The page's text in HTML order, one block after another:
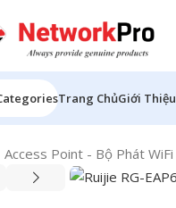
Trang ChủGiới Thiệu
Access Point - Bộ Phát WiFi